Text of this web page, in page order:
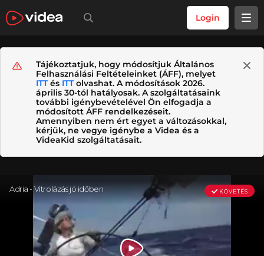
Login
Tájékoztatjuk, hogy módosítjuk Általános
Felhasználási Feltételeinket (ÁFF), melyet
ITTés ITTolvashat. A módosítások 2026.
április 30-tól hatályosak. A szolgáltatásaink
további igénybevételével Ön elfogadja a
módosított ÁFF rendelkezéseit.
Amennyiben nem ért egyet a változásokkal,
kérjük, ne vegye igénybe a Videa és a
VideaKid szolgáltatásait.